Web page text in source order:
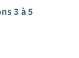
3 à 5